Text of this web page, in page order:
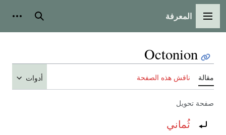
القائمة الرئيسية
المعرفة بحث
Octonion
مقالة ناقش هذه الصفحة أدوات
صفحة تحويل
تحويل إلى:ثُماني